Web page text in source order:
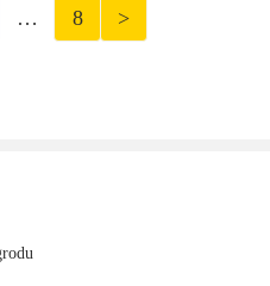
… 8 >